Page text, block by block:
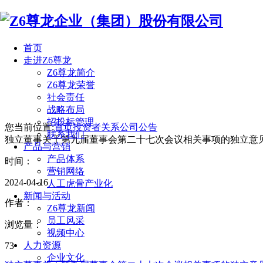
首页
走进Z6尊龙
Z6尊龙简介
Z6尊龙荣誉
社会责任
战略布局
招投标管理
联系我们
产品与营销
产品体系
营销网络
人工虎骨产业化
新闻与活动
Z6尊龙新闻
员工风采
视频中心
人力资源
企业文化
您当前位置:首页投资者关系公司公告
独立董事关于第九届董事会第二十七次会议相关事项的独立意
时间：
2024-04-16
作者：
浏览量：
73